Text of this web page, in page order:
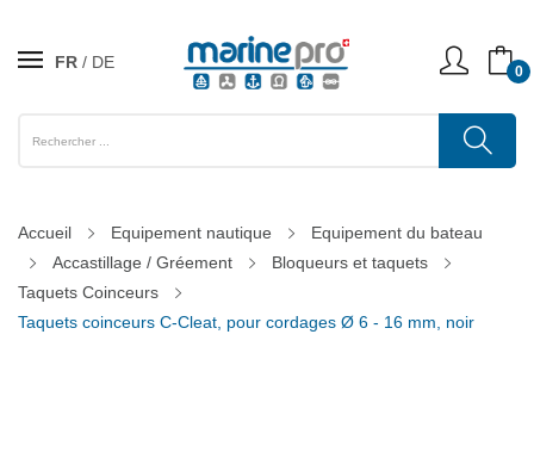
FR DE 0
Accueil Equipement nautique
Equipement du bateau
Accastillage / Gréement
Bloqueurs et taquets
Taquets Coinceurs
Taquets coinceurs C-Cleat, pour cordages Ø 6 - 16 mm, noir